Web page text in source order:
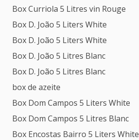
Box Curriola 5 Litres vin Rouge
Box D. João 5 Liters White
Box D. João 5 Liters White
Box D. João 5 Litres Blanc
Box D. João 5 Litres Blanc
box de azeite
Box Dom Campos 5 Liters White
Box Dom Campos 5 Litres Blanc
Box Encostas Bairro 5 Liters White